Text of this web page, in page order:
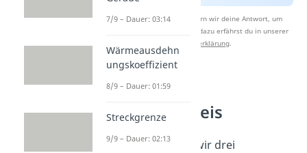
Nach Beantwortung speichern wir deine Antwort, um
Studyflix zu verbessern. Mehr dazu erfährst du in unserer
Datenschutzerklärung.
Mohrscher
Spannungskreis
Insgesamt können wir drei
7/9 – Dauer: 03:14
Wärmeausdehn
ungskoeffizient
8/9 – Dauer: 01:59
Streckgrenze
9/9 – Dauer: 02:13